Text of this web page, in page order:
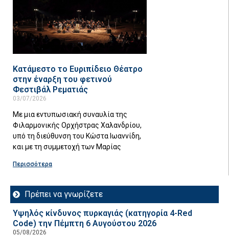
Κατάμεστο το Ευριπίδειο Θέατρο
στην έναρξη του φετινού
Φεστιβάλ Ρεματιάς
03/07/2026
Με μια εντυπωσιακή συναυλία της
Φιλαρμονικής Ορχήστρας Χαλανδρίου,
υπό τη διεύθυνση του Κώστα Ιωαννίδη,
και με τη συμμετοχή των Μαρίας
Περισσότερα
Πρέπει να γνωρίζετε
Υψηλός κίνδυνος πυρκαγιάς (κατηγορία 4-Red
Code) την Πέμπτη 6 Αυγούστου 2026
05/08/2026